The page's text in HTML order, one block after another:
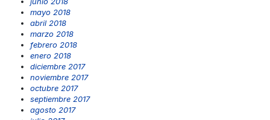
mayo 2018
abril 2018
marzo 2018
febrero 2018
enero 2018
diciembre 2017
noviembre 2017
octubre 2017
septiembre 2017
agosto 2017